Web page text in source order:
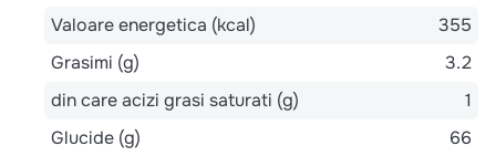
Valoare energetica (kcal)
355
Grasimi (g)
3.2
din care acizi grasi saturati (g)
1
Glucide (g)
66